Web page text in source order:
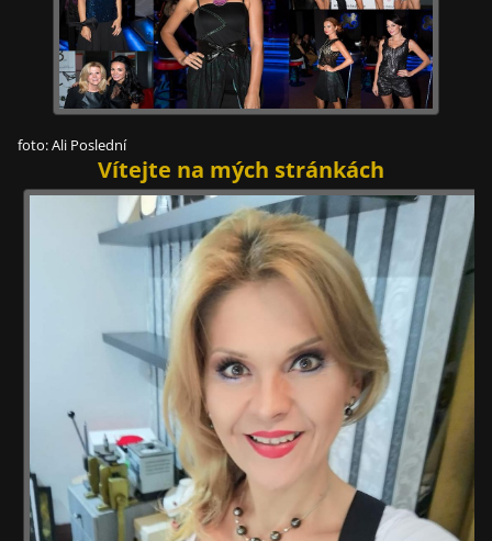
foto: Ali Poslední
Vítejte na mých stránkách